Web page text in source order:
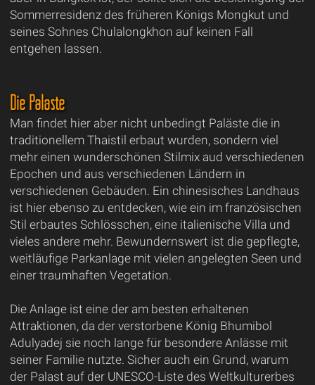
Sommerresidenz des früheren Königs Mongkut und
seines Sohnes Chulalongkhon auf keinen Fall
entgehen lassen.
Die Paläste
Man findet hier aber nicht unbedingt Paläste die in
traditionellem Thaistil erbaut wurden, sondern viel
mehr einen wunderschönen Stilmix aud verschiedenen
Epochen und aus verschiedenen Ländern in
verschiedenen Gebäuden. Ein chinesisches Landhaus
ist hier ebenso zu entdecken, wie ein im französischen
Stil erbautes Schlösschen, eine italienische Villa und
vieles andere mehr. Bewundernswert ist die gepflegte,
weitläufige Parkanlage mit vielen angelegten Seen und
einer traumhaften Vegetation.
Die Anlage ist eine der am besten erhaltenen
Attraktionen, da der verstorbene König Bhumibol
Adulyadej sie noch lange für besondere Anlässe mit
seiner Familie nutzte. Sicher auch ein Grund, warum
der Palast auf der UNESCO-Liste des Weltkulturerbes